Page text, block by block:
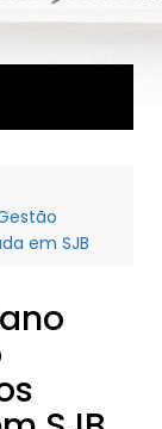
em SJB